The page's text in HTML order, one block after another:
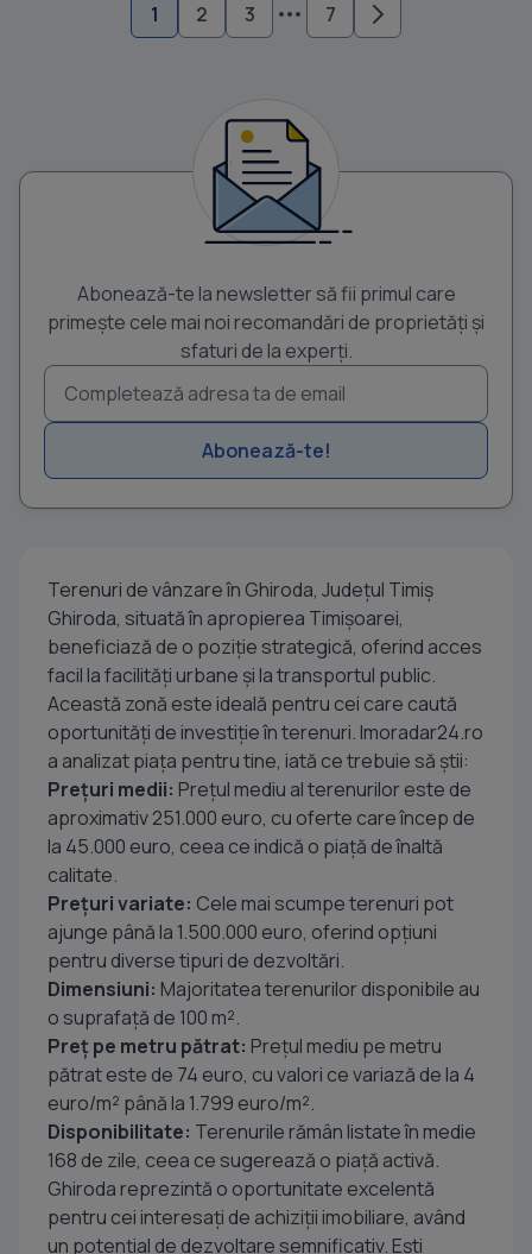
1 2 3 7
Abonează-te la newsletter să fii primul care
primește cele mai noi recomandări de proprietăți și
sfaturi de la experți.
Abonează-te!
Terenuri de vânzare în Ghiroda, Județul Timiș
Ghiroda, situată în apropierea Timișoarei,
beneficiază de o poziție strategică, oferind acces
facil la facilități urbane și la transportul public.
Această zonă este ideală pentru cei care caută
oportunități de investiție în terenuri. Imoradar24.ro
a analizat piața pentru tine, iată ce trebuie să știi:
Prețuri medii: Prețul mediu al terenurilor este de
aproximativ 251.000 euro, cu oferte care încep de
la 45.000 euro, ceea ce indică o piață de înaltă
calitate.
Prețuri variate: Cele mai scumpe terenuri pot
ajunge până la 1.500.000 euro, oferind opțiuni
pentru diverse tipuri de dezvoltări.
Dimensiuni: Majoritatea terenurilor disponibile au
o suprafață de 100 m².
Preț pe metru pătrat: Prețul mediu pe metru
pătrat este de 74 euro, cu valori ce variază de la 4
euro/m² până la 1.799 euro/m².
Disponibilitate: Terenurile rămân listate în medie
168 de zile, ceea ce sugerează o piață activă.
Ghiroda reprezintă o oportunitate excelentă
pentru cei interesați de achiziții imobiliare, având
un potențial de dezvoltare semnificativ. Ești